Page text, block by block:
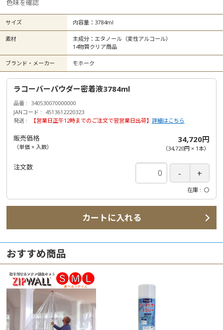
色味を確認
サイズ 内容量：3784ml
素材
主成分：エタノール（変性アルコール）
14物質クリア商品
ブランド・メーカー モホーク
ラコーバーパウダー密着液3784ml
品番
340530070000000
JANコード
4513612220323
発送
【営業日正午12時までのご注文で翌営業日出荷】 詳細はこちら
販売価格
（単価 × 入数）
34,720円
（34,720円× 1本）
注文数
在庫 〇
カートに入れる
おすすめ商品